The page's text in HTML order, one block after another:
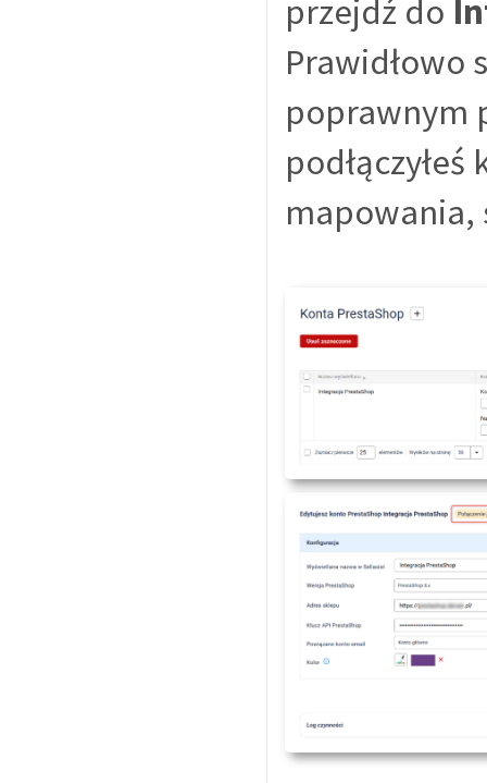
przejdź do
Prawidłowo
poprawnym
mapowania,